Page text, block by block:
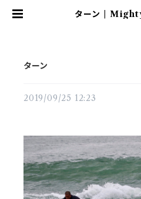
ターン |
ターン
2019/09/25 12:23